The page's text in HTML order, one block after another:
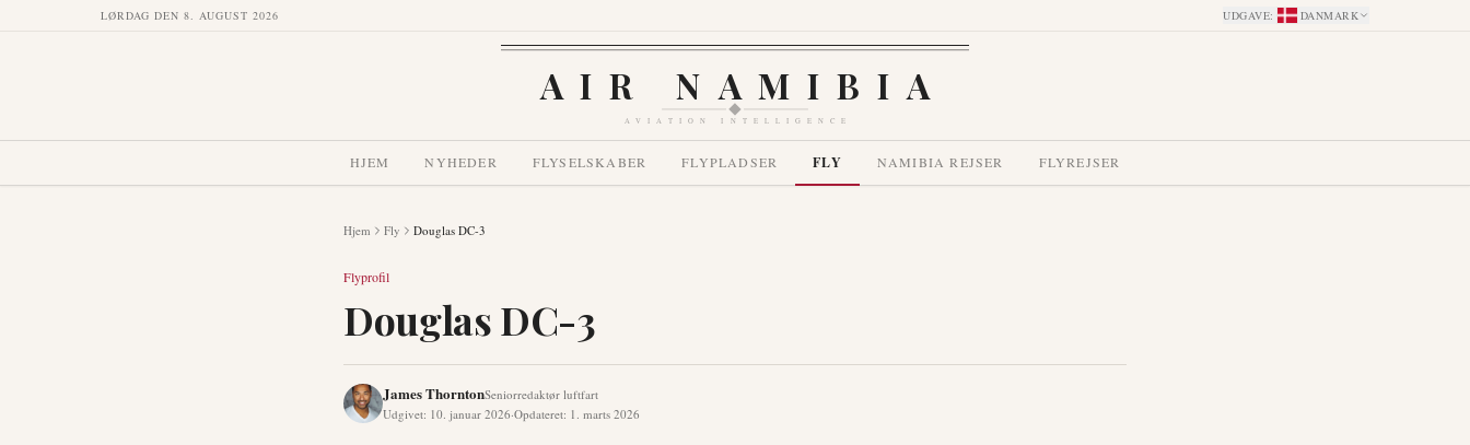
LØRDAG DEN 8. AUGUST 2026 UDGAVE: DANMARK
AIR NAMIBIA
AVIATION INTELLIGENCE
HJEM NYHEDER FLYSELSKABER FLYPLADSER FLY NAMIBIA REJSER FLYREJSER
Hjem Fly Douglas DC-3
Flyprofil
Douglas DC-3
James ThorntonSeniorredaktør luftfart
Udgivet: 10. januar 2026·Opdateret: 1. marts 2026